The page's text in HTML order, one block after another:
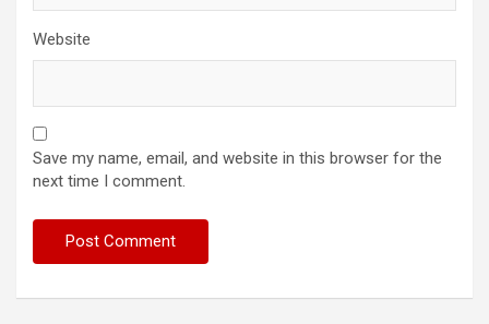
Website
Save my name, email, and website in this browser for the
next time I comment.